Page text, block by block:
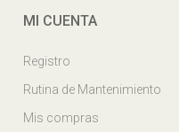
MI CUENTA
Registro
Rutina de Mantenimiento
Mis compras